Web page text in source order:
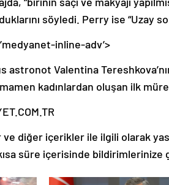
söyledi. Perry ise “Uzay
inline-adv’>
astronot Valentina
kadınlardan oluşan ilk
ve diğer içerikler ile ilgili olarak
süre içerisinde bildirimlerinize